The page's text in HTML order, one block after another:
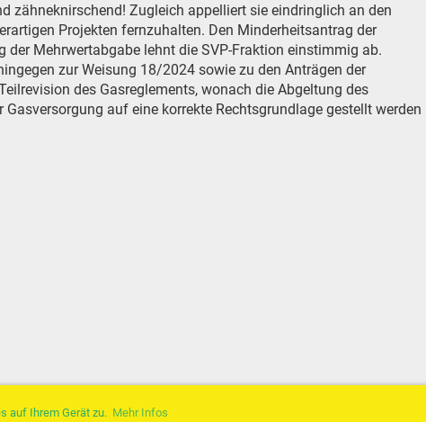
auf Ihrem Gerät zu. Mehr Infos
zähneknirschend! Zugleich appelliert sie eindringlich an den
Projekten fernzuhalten. Den Minderheitsantrag der
Mehrwertabgabe lehnt die SVP-Fraktion einstimmig ab.
zur Weisung 18/2024 sowie zu den Anträgen der
des Gasreglements, wonach die Abgeltung des
Gasversorgung auf eine korrekte Rechtsgrundlage gestellt werden